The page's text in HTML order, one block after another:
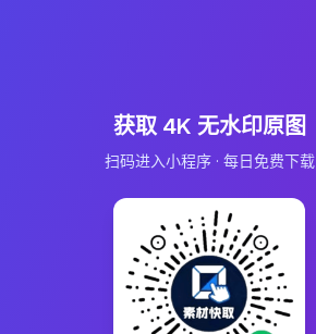
获取 4K 无水印原图
扫码进入小程序 · 每日免费下载